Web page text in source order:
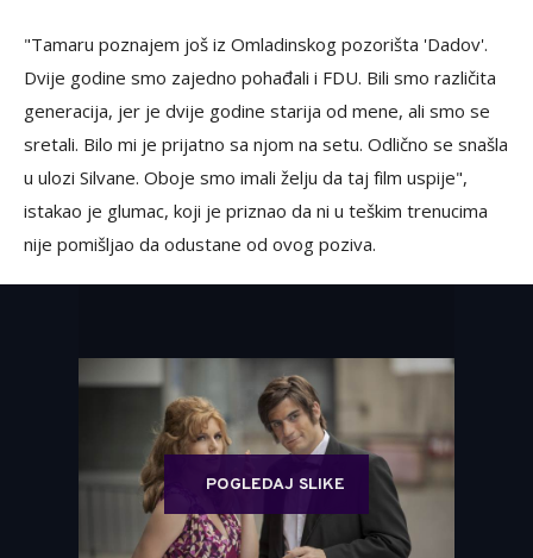
"Tamaru poznajem još iz Omladinskog pozorišta 'Dadov'.
Dvije godine smo zajedno pohađali i FDU. Bili smo različita
generacija, jer je dvije godine starija od mene, ali smo se
sretali. Bilo mi je prijatno sa njom na setu. Odlično se snašla
u ulozi Silvane. Oboje smo imali želju da taj film uspije",
istakao je glumac, koji je priznao da ni u teškim trenucima
nije pomišljao da odustane od ovog poziva.
POGLEDAJ SLIKE